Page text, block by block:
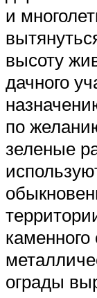
и
высоту
дачного
по
зеленые
ограды